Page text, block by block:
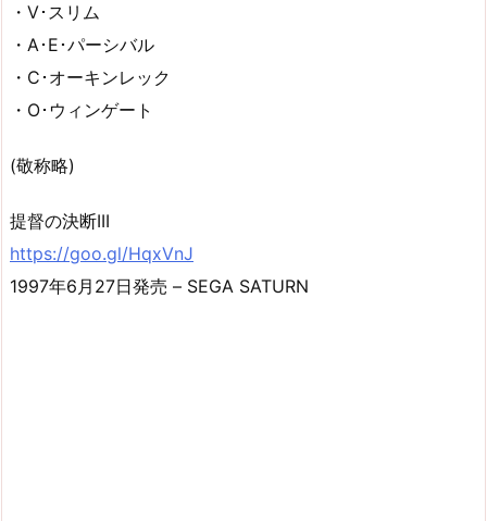
・V･スリム
・A･E･パーシバル
・C･オーキンレック
・O･ウィンゲート
(敬称略)
提督の決断III
https://goo.gl/HqxVnJ
1997年6月27日発売 – SEGA SATURN